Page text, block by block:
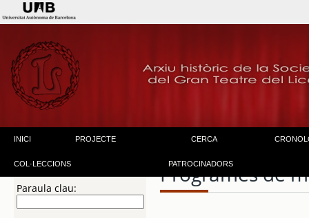
INICI PROJECTE CERCA
COL·LECCIONS PATROCINADORS
Paraula clau:
Programes de